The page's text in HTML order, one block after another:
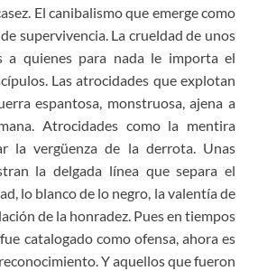
El canibalismo que emerge como
supervivencia. La crueldad de unos
a quienes para nada le importa el
Las atrocidades que explotan
espantosa, monstruosa, ajena a
Atrocidades como la mentira
la vergüenza de la derrota. Unas
la delgada línea que separa el
lo blanco de lo negro, la valentía de
de la honradez. Pues en tiempos
catalogado como ofensa, ahora es
Y aquellos que fueron